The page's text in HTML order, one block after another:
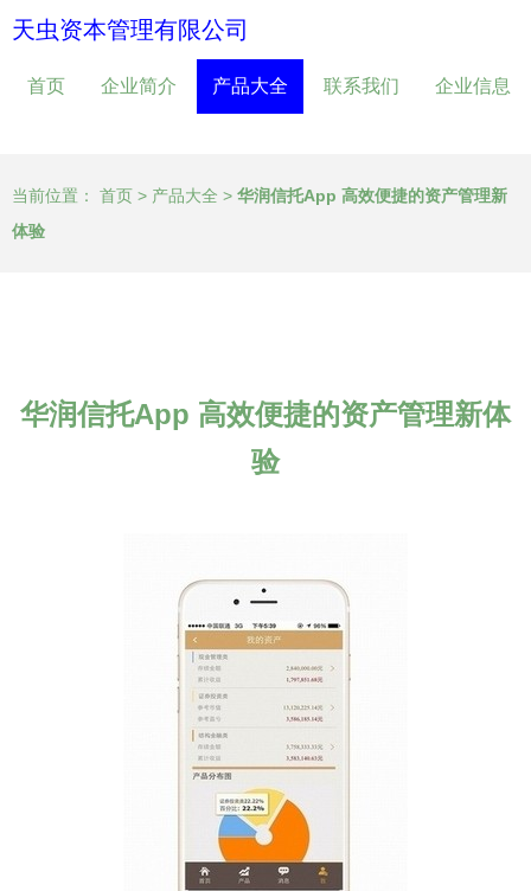
天虫资本管理有限公司
首页 企业简介 产品大全 联系我们 企业信息
当前位置： 首页 > 产品大全 > 华润信托App 高效便捷的资产管理新
体验
华润信托App 高效便捷的资产管理新体
验